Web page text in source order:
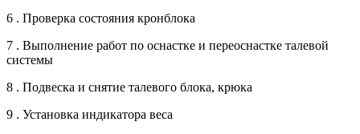
6 . Проверка состояния кронблока
7 . Выполнение работ по оснастке и переоснастке талевой
системы
8 . Подвеска и снятие талевого блока, крюка
9 . Установка индикатора веса